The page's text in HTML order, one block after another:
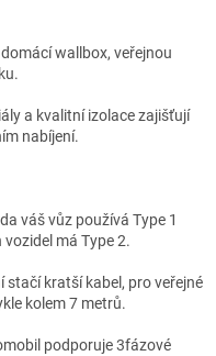
wallbox, veřejnou
a kvalitní izolace zajišťují
nabíjení.
váš vůz používá Type 1
má Type 2.
stačí kratší kabel, pro veřejné
kolem 7 metrů.
podporuje 3fázové